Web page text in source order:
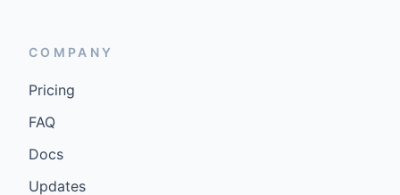
COMPANY
Pricing
FAQ
Docs
Updates